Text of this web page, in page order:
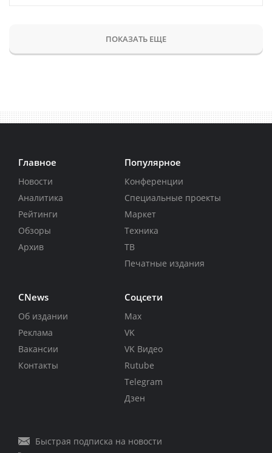
ПОКАЗАТЬ ЕЩЕ
Главное
Новости
Аналитика
Рейтинги
Обзоры
Архив
Популярное
Конференции
Специальные проекты
Маркет
Техника
ТВ
Печатные издания
CNews
Об издании
Реклама
Вакансии
Контакты
Соцсети
Max
VK
VK Видео
Rutube
Telegram
Дзен
Быстрая подписка на новости